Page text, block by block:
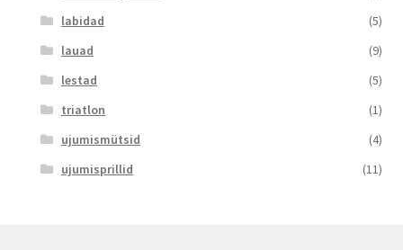
labidad
(5)
lauad
(9)
lestad
(5)
triatlon
(1)
ujumismütsid
(4)
ujumisprillid
(11)